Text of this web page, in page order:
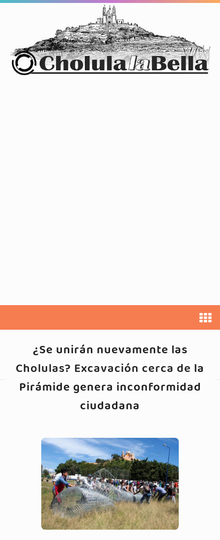
¿Se unirán nuevamente las
Cholulas? Excavación cerca de la
Pirámide genera inconformidad
ciudadana